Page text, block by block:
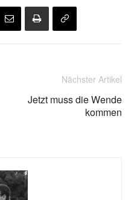
Nächster Artikel
Jetzt muss die Wende
kommen